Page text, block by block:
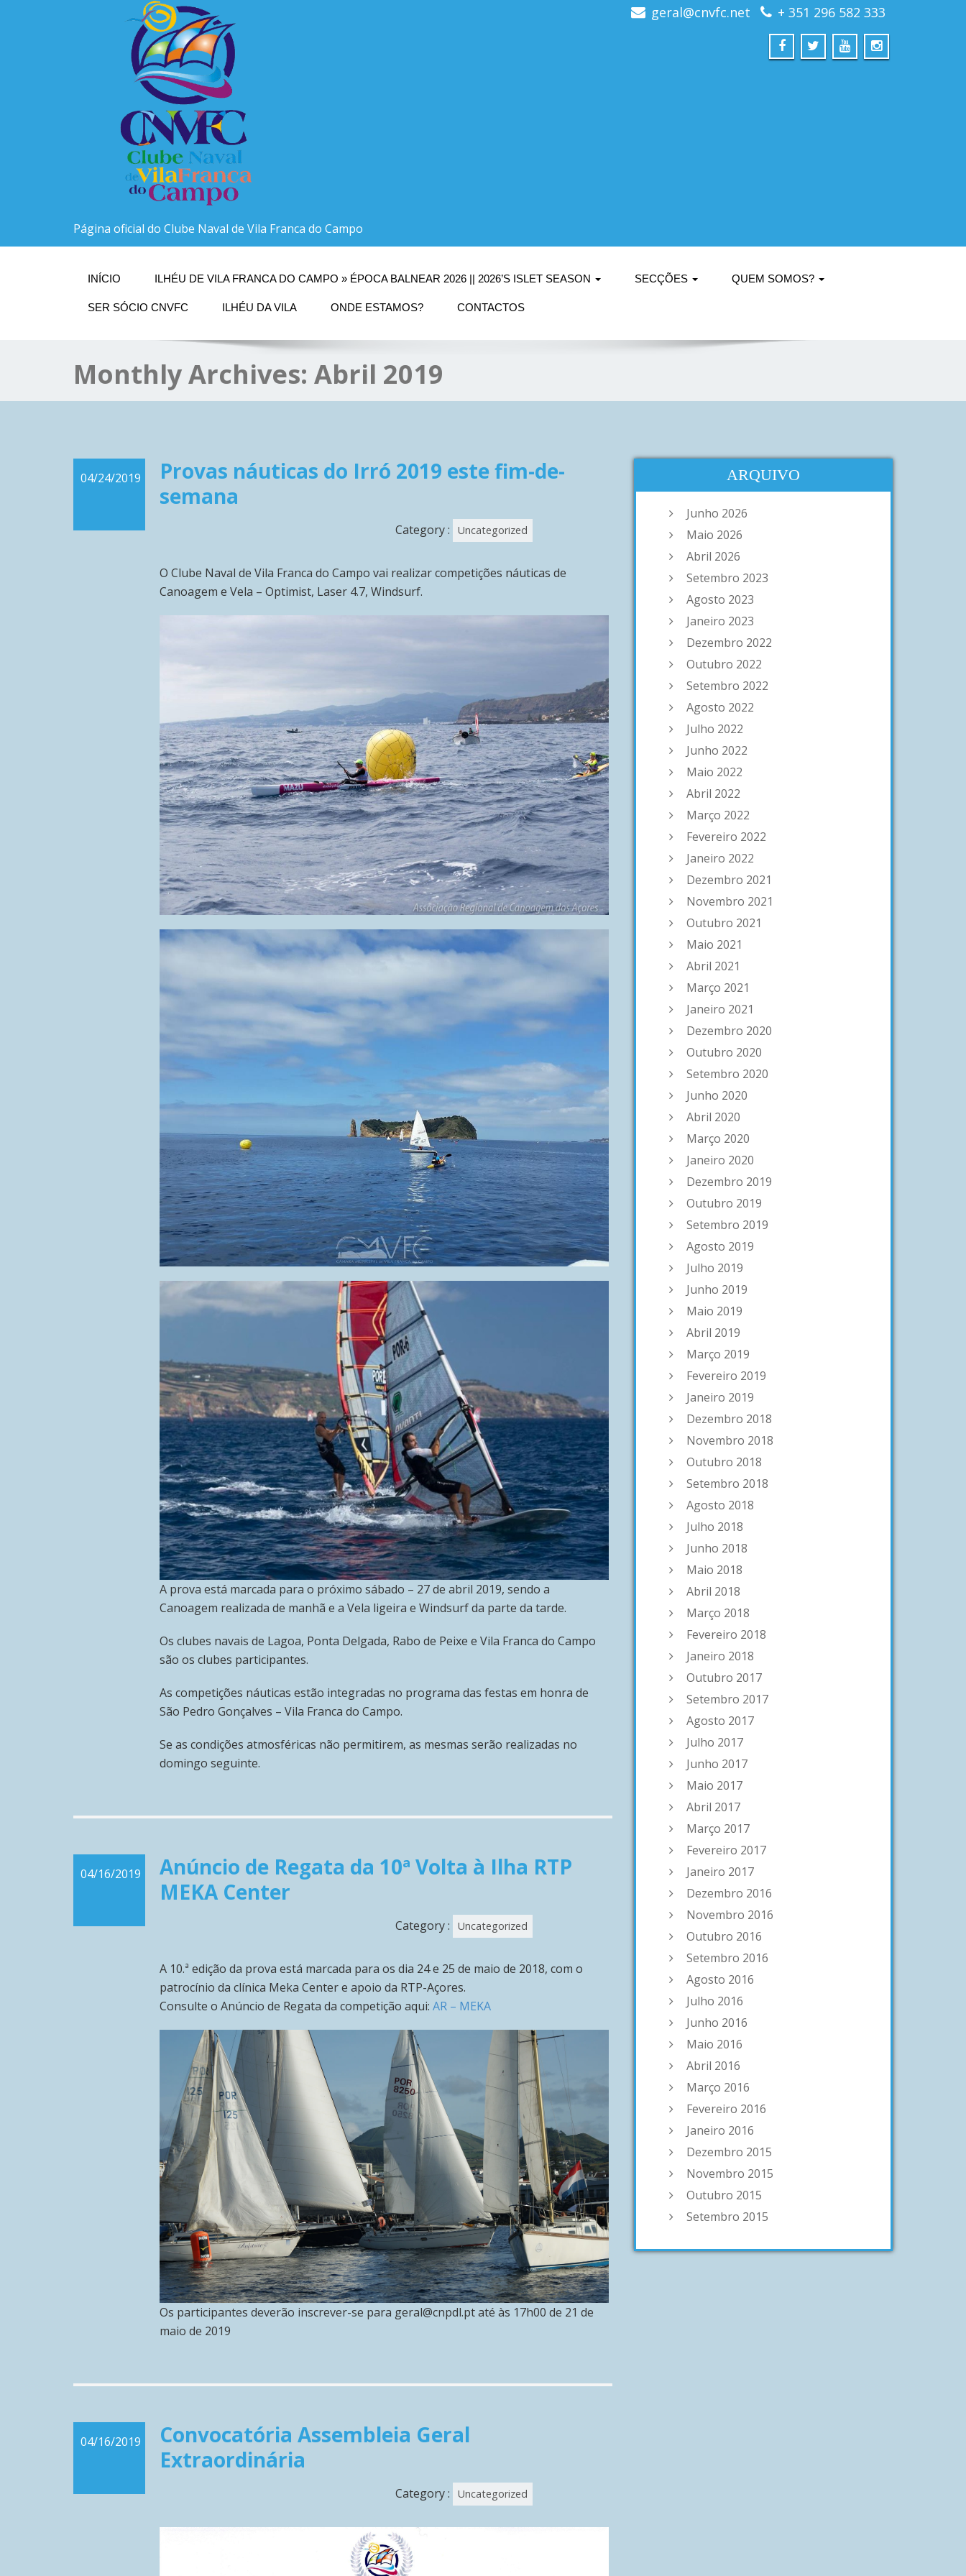
Página oficial do Clube Naval de Vila Franca do Campo
geral@cnvfc.net + 351 296 582 333
INÍCIO ILHÉU DE VILA FRANCA DO CAMPO » ÉPOCA BALNEAR 2026 || 2026’S ISLET SEASON SECÇÕES QUEM SOMOS?
SER SÓCIO CNVFC ILHÉU DA VILA ONDE ESTAMOS? CONTACTOS
Monthly Archives: Abril 2019
04/24/2019
Provas náuticas do Irró 2019 este fim-de-
semana
Category : Uncategorized
O Clube Naval de Vila Franca do Campo vai realizar competições náuticas de
Canoagem e Vela – Optimist, Laser 4.7, Windsurf.
A prova está marcada para o próximo sábado – 27 de abril 2019, sendo a
Canoagem realizada de manhã e a Vela ligeira e Windsurf da parte da tarde.
Os clubes navais de Lagoa, Ponta Delgada, Rabo de Peixe e Vila Franca do Campo
são os clubes participantes.
As competições náuticas estão integradas no programa das festas em honra de
São Pedro Gonçalves – Vila Franca do Campo.
Se as condições atmosféricas não permitirem, as mesmas serão realizadas no
domingo seguinte.
04/16/2019
Anúncio de Regata da 10ª Volta à Ilha RTP
MEKA Center
Category : Uncategorized
A 10.ª edição da prova está marcada para os dia 24 e 25 de maio de 2018, com o
patrocínio da clínica Meka Center e apoio da RTP-Açores.
Consulte o Anúncio de Regata da competição aqui: AR – MEKA
Os participantes deverão inscrever-se para geral@cnpdl.pt até às 17h00 de 21 de
maio de 2019
04/16/2019
Convocatória Assembleia Geral
Extraordinária
Category : Uncategorized
ARQUIVO
Junho 2026
Maio 2026
Abril 2026
Setembro 2023
Agosto 2023
Janeiro 2023
Dezembro 2022
Outubro 2022
Setembro 2022
Agosto 2022
Julho 2022
Junho 2022
Maio 2022
Abril 2022
Março 2022
Fevereiro 2022
Janeiro 2022
Dezembro 2021
Novembro 2021
Outubro 2021
Maio 2021
Abril 2021
Março 2021
Janeiro 2021
Dezembro 2020
Outubro 2020
Setembro 2020
Junho 2020
Abril 2020
Março 2020
Janeiro 2020
Dezembro 2019
Outubro 2019
Setembro 2019
Agosto 2019
Julho 2019
Junho 2019
Maio 2019
Abril 2019
Março 2019
Fevereiro 2019
Janeiro 2019
Dezembro 2018
Novembro 2018
Outubro 2018
Setembro 2018
Agosto 2018
Julho 2018
Junho 2018
Maio 2018
Abril 2018
Março 2018
Fevereiro 2018
Janeiro 2018
Outubro 2017
Setembro 2017
Agosto 2017
Julho 2017
Junho 2017
Maio 2017
Abril 2017
Março 2017
Fevereiro 2017
Janeiro 2017
Dezembro 2016
Novembro 2016
Outubro 2016
Setembro 2016
Agosto 2016
Julho 2016
Junho 2016
Maio 2016
Abril 2016
Março 2016
Fevereiro 2016
Janeiro 2016
Dezembro 2015
Novembro 2015
Outubro 2015
Setembro 2015